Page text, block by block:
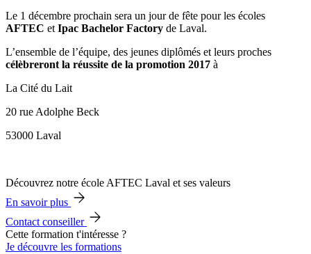
Le 1 décembre prochain sera un jour de fête pour les écoles
AFTEC etIpac Bachelor Factory de Laval.
L’ensemble de l’équipe, des jeunes diplômés et leurs proches
célèbreront la réussite de la promotion 2017 à
La Cité du Lait
20 rue Adolphe Beck
53000 Laval
Découvrez notre école AFTEC Laval et ses valeurs
En savoir plus
Contact conseiller
Cette formation t'intéresse ?
Je découvre les formations